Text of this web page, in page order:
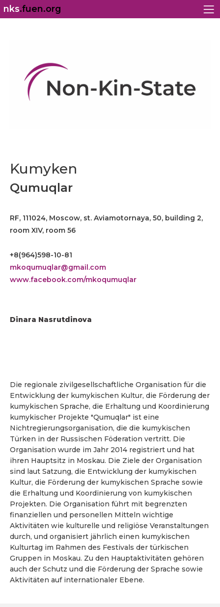
nks.fuen.org
Kumyken
Qumuqlar
RF, 111024, Moscow, st. Aviamotornaya, 50, building 2,
room XIV, room 56
+8(964)598-10-81
mkoqumuqlar@gmail.com
www.facebook.com/mkoqumuqlar
Dinara Nasrutdinova
Die regionale zivilgesellschaftliche Organisation für die
Entwicklung der kumykischen Kultur, die Förderung der
kumykischen Sprache, die Erhaltung und Koordinierung
kumykischer Projekte "Qumuqlar" ist eine
Nichtregierungsorganisation, die die kumykischen
Türken in der Russischen Föderation vertritt. Die
Organisation wurde im Jahr 2014 registriert und hat
ihren Hauptsitz in Moskau. Die Ziele der Organisation
sind laut Satzung, die Entwicklung der kumykischen
Kultur, die Förderung der kumykischen Sprache sowie
die Erhaltung und Koordinierung von kumykischen
Projekten. Die Organisation führt mit begrenzten
finanziellen und personellen Mitteln wichtige
Aktivitäten wie kulturelle und religiöse Veranstaltungen
durch, und organisiert jährlich einen kumykischen
Kulturtag im Rahmen des Festivals der türkischen
Gruppen in Moskau. Zu den Hauptaktivitäten gehören
auch der Schutz und die Förderung der Sprache sowie
Aktivitäten auf internationaler Ebene.